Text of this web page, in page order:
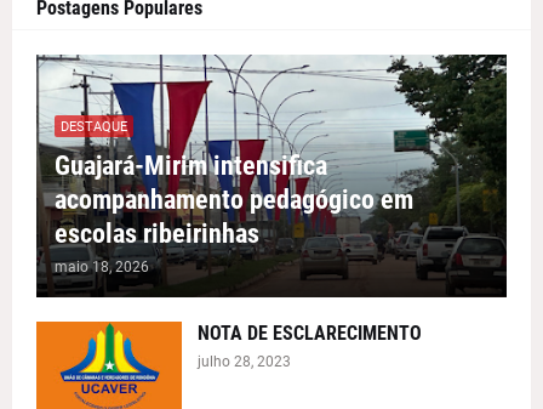
Postagens Populares
DESTAQUE
Guajará-Mirim intensifica
acompanhamento pedagógico em
escolas ribeirinhas
maio 18, 2026
NOTA DE ESCLARECIMENTO
julho 28, 2023